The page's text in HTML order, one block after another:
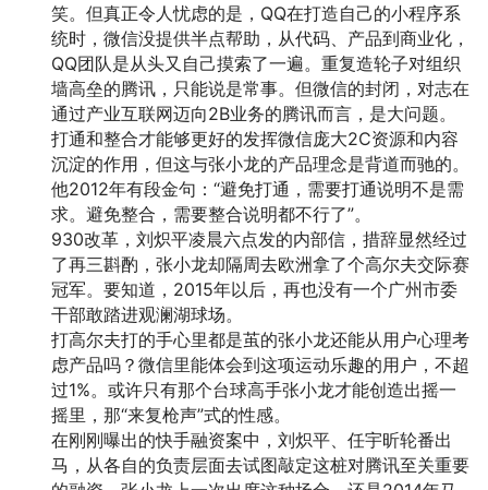
笑。但真正令人忧虑的是，QQ在打造自己的小程序系
统时，微信没提供半点帮助，从代码、产品到商业化，
QQ团队是从头又自己摸索了一遍。重复造轮子对组织
墙高垒的腾讯，只能说是常事。但微信的封闭，对志在
通过产业互联网迈向2B业务的腾讯而言，是大问题。
打通和整合才能够更好的发挥微信庞大2C资源和内容
沉淀的作用，但这与张小龙的产品理念是背道而驰的。
他2012年有段金句：“避免打通，需要打通说明不是需
求。避免整合，需要整合说明都不行了”。
930改革，刘炽平凌晨六点发的内部信，措辞显然经过
了再三斟酌，张小龙却隔周去欧洲拿了个高尔夫交际赛
冠军。要知道，2015年以后，再也没有一个广州市委
干部敢踏进观澜湖球场。
打高尔夫打的手心里都是茧的张小龙还能从用户心理考
虑产品吗？微信里能体会到这项运动乐趣的用户，不超
过1%。或许只有那个台球高手张小龙才能创造出摇一
摇里，那“来复枪声”式的性感。
在刚刚曝出的快手融资案中，刘炽平、任宇昕轮番出
马，从各自的负责层面去试图敲定这桩对腾讯至关重要